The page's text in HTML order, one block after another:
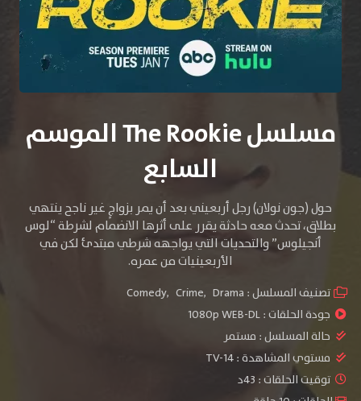
مسلسل The Rookie الموسم
السابع
حول (جون نولان) رجل أربعيني بعد أن يمر بزواجٍ غير ناجح ينتهي
بطلاق، تحدث معه حادثة يقرر على أثرها الانضمام لشرطة “لوس
أنجيلوس” والتحديات التي يواجهه شرطي مبتدئ لكن في
الأربعينيات من عمره.
تصنيف المسلسل : Comedy, Crime, Drama
جودة الحلقات :1080p WEB-DL
حالة المسلسل : مستمر
مستوي المشاهدة :TV-14
توقيت الحلقات : 43د